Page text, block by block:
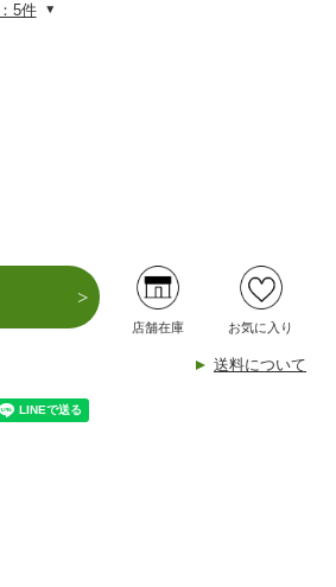
5件
店舗在庫 お気に入り
送料について